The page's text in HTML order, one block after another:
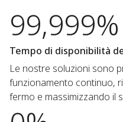
99,999%
Tempo di disponibilità
Le nostre soluzioni sono
funzionamento continuo,
fermo e massimizzando il